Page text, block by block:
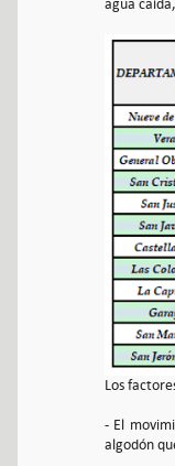
agua
Los
- El
algodón